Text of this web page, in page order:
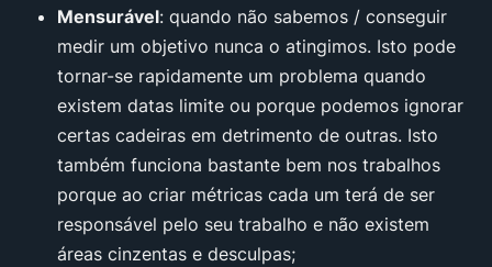
Mensurável: quando não sabemos / conseguir
medir um objetivo nunca o atingimos. Isto pode
tornar-se rapidamente um problema quando
existem datas limite ou porque podemos ignorar
certas cadeiras em detrimento de outras. Isto
também funciona bastante bem nos trabalhos
porque ao criar métricas cada um terá de ser
responsável pelo seu trabalho e não existem
áreas cinzentas e desculpas;